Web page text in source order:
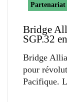
Partenariat
Bridge
SGP.32
Bridge
pour
Pacifique.